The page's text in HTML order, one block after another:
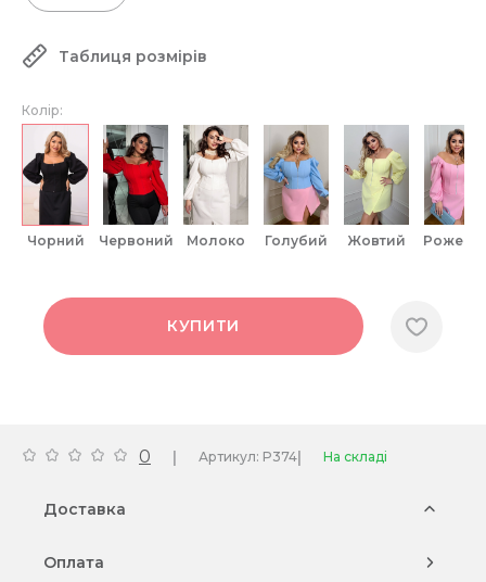
Таблиця розмірів
Колір:
чорний червоний молоко голубий жовтий
КУПИТИ
0 | Артикул: P374| На складі
Доставка
Оплата